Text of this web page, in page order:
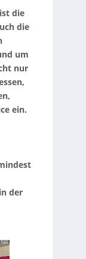
die
die
um
nur
ein.
der